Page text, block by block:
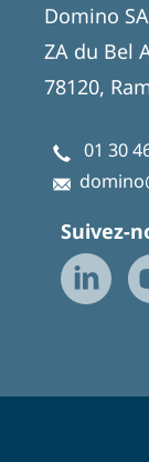
Domino
ZA du Bel
78120,
01 30
Suivez-